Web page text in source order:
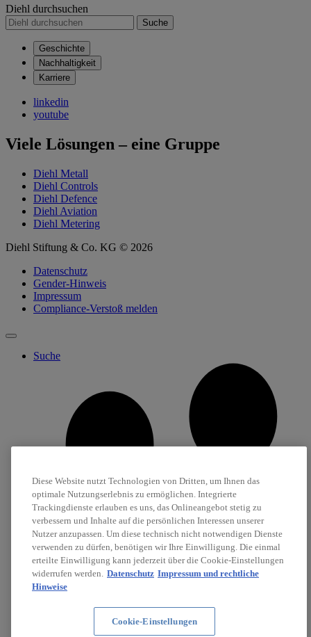
Diehl durchsuchen
Suche
Geschichte
Nachhaltigkeit
Karriere
linkedin
youtube
Viele Lösungen – eine Gruppe
Diehl Metall
Diehl Controls
Diehl Defence
Diehl Aviation
Diehl Metering
Diehl Stiftung & Co. KG © 2026
Datenschutz
Gender-Hinweis
Impressum
Compliance-Verstoß melden
Suche
Diese Website nutzt Technologien von Dritten, um Ihnen das
optimale Nutzungserlebnis zu ermöglichen. Integrierte
Trackingdienste erlauben es uns, das Onlineangebot stetig zu
verbessern und Inhalte auf die persönlichen Interessen unserer
Nutzer anzupassen. Um diese technisch nicht notwendigen Dienste
verwenden zu dürfen, benötigen wir Ihre Einwilligung. Die einmal
erteilte Einwilligung kann jederzeit über die Cookie-Einstellungen
widerrufen werden. Datenschutz Impressum und rechtliche
Hinweise
Cookie-Einstellungen